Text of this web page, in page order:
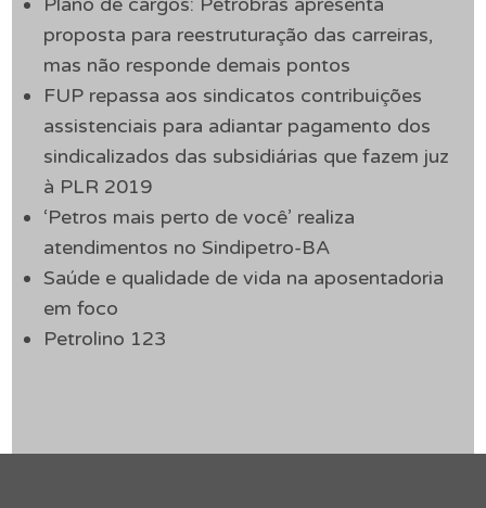
proposta para reestruturação das carreiras,
mas não responde demais pontos
FUP repassa aos sindicatos contribuições
assistenciais para adiantar pagamento dos
sindicalizados das subsidiárias que fazem juz
à PLR 2019
‘Petros mais perto de você’ realiza
atendimentos no Sindipetro-BA
Saúde e qualidade de vida na aposentadoria
em foco
Petrolino 123